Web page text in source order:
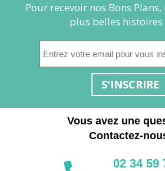
Pour recevoir nos Bons
plus belles histoires
S'INSCRIRE
Vous avez une
Contactez-
02 34 59